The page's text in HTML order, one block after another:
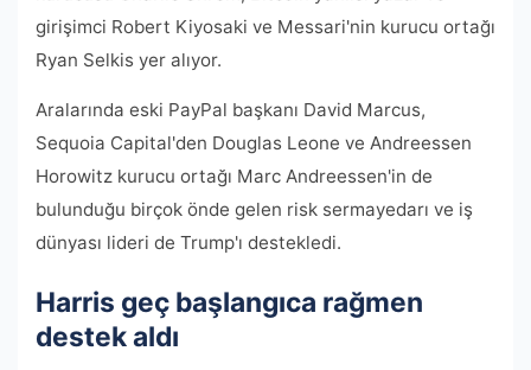
girişimci Robert Kiyosaki ve Messari'nin kurucu ortağı
Ryan Selkis yer alıyor.
Aralarında eski PayPal başkanı David Marcus,
Sequoia Capital'den Douglas Leone ve Andreessen
Horowitz kurucu ortağı Marc Andreessen'in de
bulunduğu birçok önde gelen risk sermayedarı ve iş
dünyası lideri de Trump'ı destekledi.
Harris geç başlangıca rağmen
destek aldı